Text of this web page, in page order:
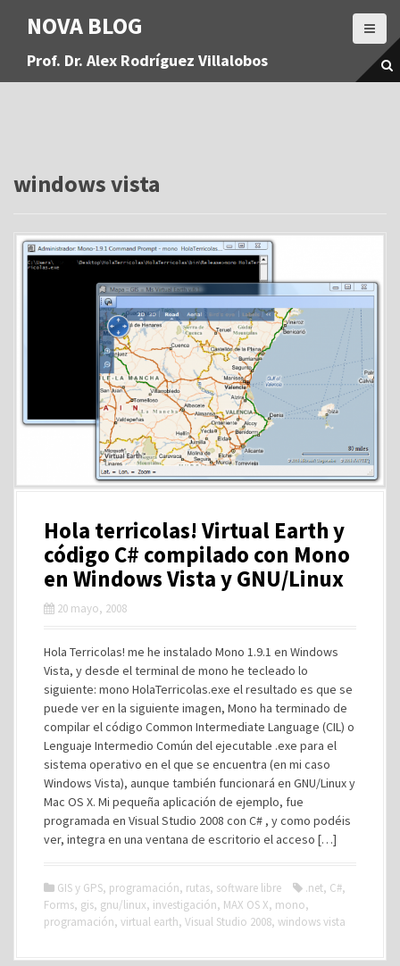
a
NOVA BLOG
Prof. Dr. Alex Rodríguez Villalobos
windows vista
Hola terricolas! Virtual Earth y
código C# compilado con Mono
en Windows Vista y GNU/Linux
20 mayo, 2008
Hola Terricolas! me he instalado Mono 1.9.1 en Windows
Vista, y desde el terminal de mono he tecleado lo
siguiente: mono HolaTerricolas.exe el resultado es que se
puede ver en la siguiente imagen, Mono ha terminado de
compilar el código Common Intermediate Language (CIL) o
Lenguaje Intermedio Común del ejecutable .exe para el
sistema operativo en el que se encuentra (en mi caso
Windows Vista), aunque también funcionará en GNU/Linux y
Mac OS X. Mi pequeña aplicación de ejemplo, fue
programada en Visual Studio 2008 con C# , y como podéis
ver, integra en una ventana de escritorio el acceso […]
GIS y GPS, programación, rutas, software libre .net, C#,
Forms, gis, gnu/linux, investigación, MAX OS X, mono,
programación, virtual earth, Visual Studio 2008, windows vista